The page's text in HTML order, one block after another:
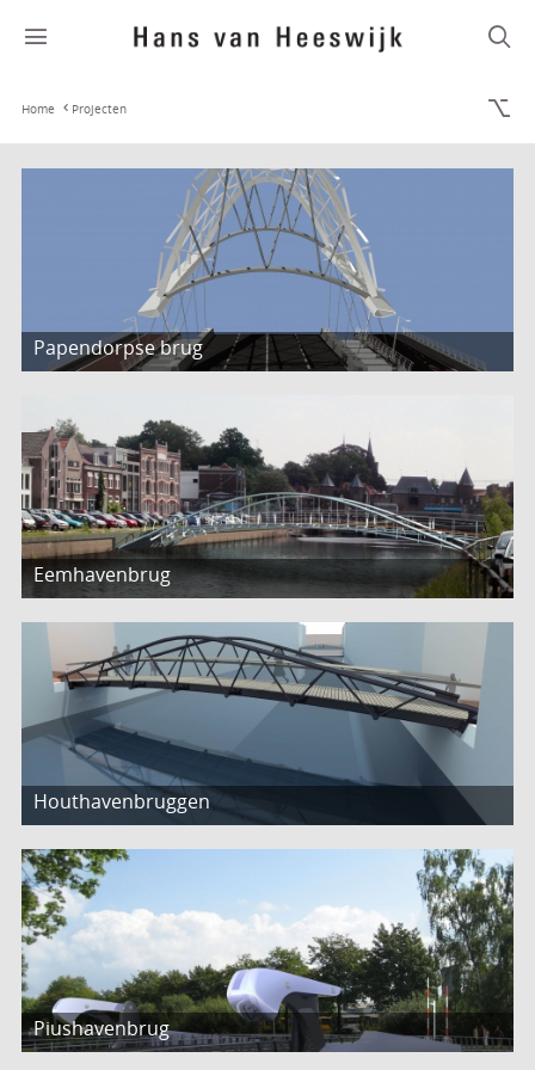
Home Projecten
Papendorpse brug
Eemhavenbrug
Houthavenbruggen
Piushavenbrug